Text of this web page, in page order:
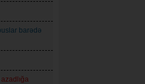
barədə